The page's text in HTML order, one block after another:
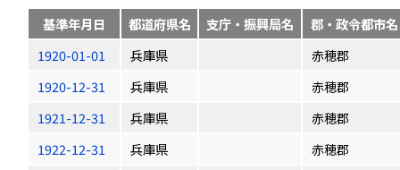
基準年月日 都道府県名 支庁・振興局名
郡・政令都市名
1920-01-01
兵庫県
赤穂郡
1920-12-31
兵庫県
赤穂郡
1921-12-31
兵庫県
赤穂郡
1922-12-31
兵庫県
赤穂郡